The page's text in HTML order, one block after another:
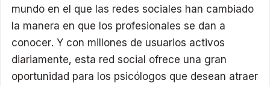
mundo en el que las redes sociales han cambiado
la manera en que los profesionales se dan a
conocer. Y con millones de usuarios activos
diariamente, esta red social ofrece una gran
oportunidad para los psicólogos que desean atraer